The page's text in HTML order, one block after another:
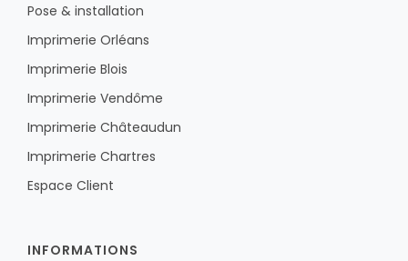
Pose & installation
Imprimerie Orléans
Imprimerie Blois
Imprimerie Vendôme
Imprimerie Châteaudun
Imprimerie Chartres
Espace Client
INFORMATIONS